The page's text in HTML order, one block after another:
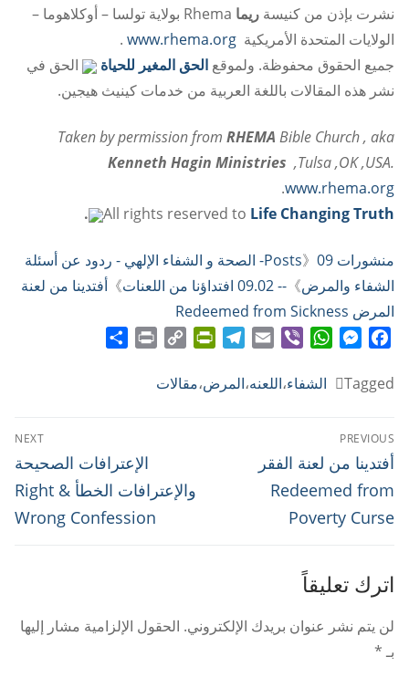
نشرت بإذن من كنيسة ريما
Rhema بولاية تولسا – أوكلاهوما –
الولايات المتحدة الأمريكية www.rhema.org
.
جميع الحقوق محفوظة. ولموقع الحق المغير للحياة
الحق في
نشر هذه المقالات باللغة العربية من خدمات كينيث هيجين.
Taken by permission from RHEMA Bible Church , aka
Kenneth Hagin Ministries ,Tulsa ,OK ,USA.
www.rhema.org
.
All rights reserved to Life Changing Truth
.
منشورات Posts 》
09- الصحة و الشفاء الإلهي - ردود عن أسئلة
الشفاء والمرض》 -- 09.02 افتداؤنا من اللعنات 》 أفتدينا من لعنة
المرض Redeemed from Sickness
Link
Tagged
الشفاء،اللعنه،المرض،مقالات
تصفّح
المقالات
PREVIOUS
Previous
post:
أفتدينا من لعنة الفقر
Redeemed from
Poverty Curse
NEXT
Next
post:
الإعترافات الصحيحة
والإعترافات الخطأ Right &
Wrong Confession
اترك تعليقاً
لن يتم نشر عنوان بريدك الإلكتروني. الحقول الإلزامية مشار إليها
بـ*